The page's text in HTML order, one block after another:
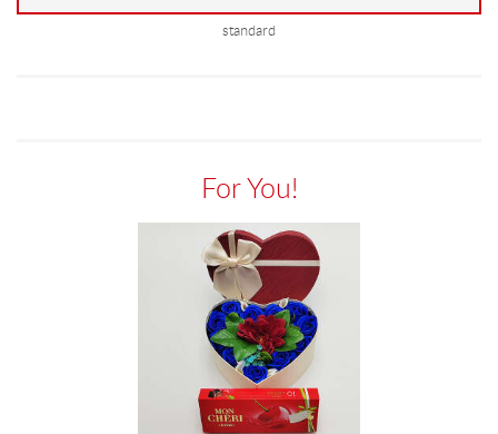
standard
For You!